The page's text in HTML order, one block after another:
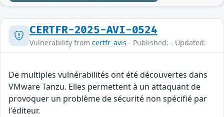
CERTFR-2025-AVI-0524
Vulnerability from certfr_avis - Published: - Updated:
De multiples vulnérabilités ont été découvertes dans
VMware Tanzu. Elles permettent à un attaquant de
provoquer un problème de sécurité non spécifié par
l'éditeur.